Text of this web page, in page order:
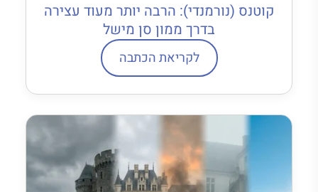
קוטנס (נורמנדי): הרבה יותר מעוד עצירה
בדרך ממון סן מישל
לקריאת הכתבה